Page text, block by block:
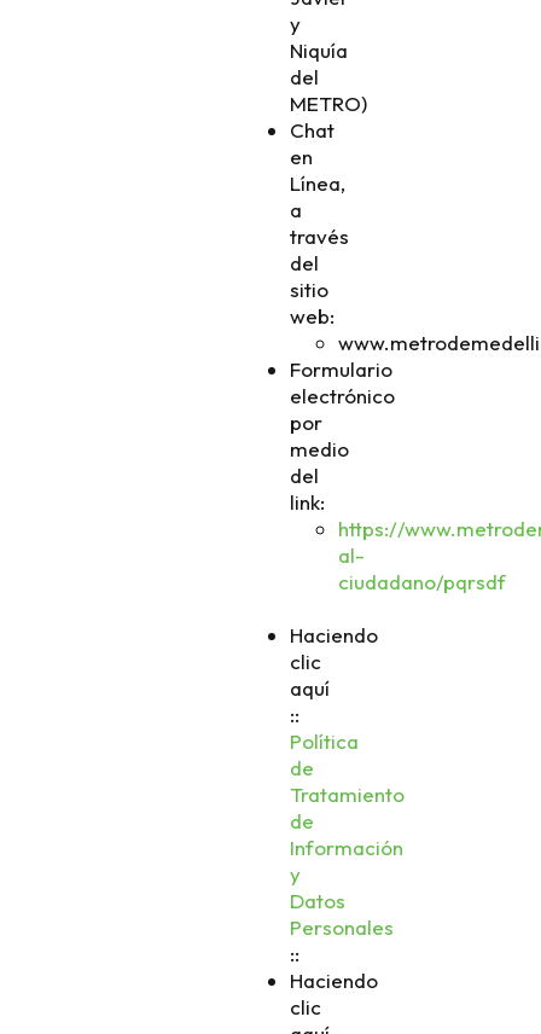
y
Niquía
del
METRO)
Chat
en
Línea,
a
través
del
sitio
web:
Formulario
electrónico
por
medio
del
link:
https://
al-
ciudadano/pqrsdf
Haciendo
clic
aquí
::
Política
de
Tratamiento
de
Información
y
Datos
Personales
::
Haciendo
clic